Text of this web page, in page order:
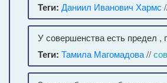
Теги: Даниил Иванович Хармс
У совершенства есть предел ,
Теги: Тамила Магомадова//